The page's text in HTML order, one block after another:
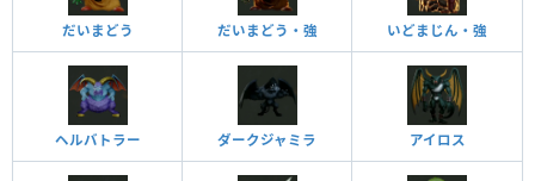
だいまどう だいまどう・強 いどまじん・強
ヘルバトラー ダークジャミラ アイロス